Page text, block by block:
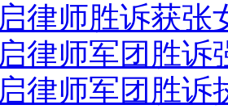
律师胜诉获张
律师军团胜诉
律师军团胜诉